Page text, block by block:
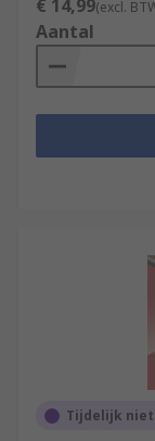
€ 14,99(excl.
Aantal
Tijdelijk